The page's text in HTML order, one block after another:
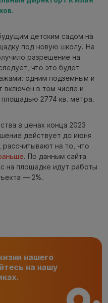
детским садом на
под новую школу. На
разрешение на
что это будет
одним подземным и
включён в том числе и
площадью 2774 кв. метра.
в ценах конца 2023
действует до июня
на то, что
. По данным сайта
на площадке идут работы
— 2%.
нашего
на нашу